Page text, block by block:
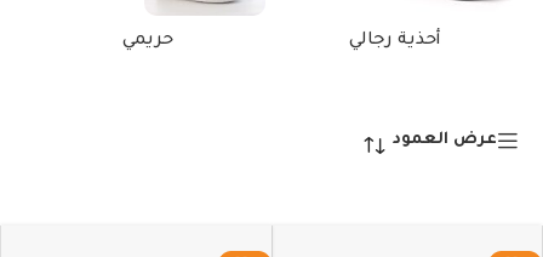
أحذية رجالي حريمي
عرض العمود